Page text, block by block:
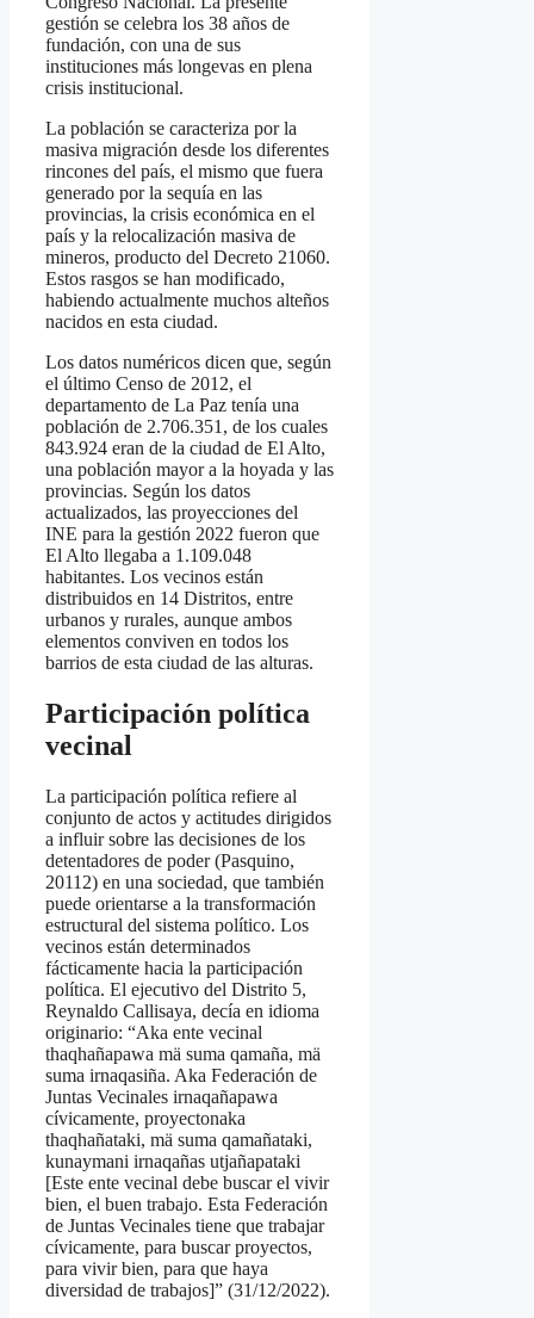
gestión se celebra los 38 años de
fundación, con una de sus
instituciones más longevas en plena
crisis institucional.
La población se caracteriza por la
masiva migración desde los diferentes
rincones del país, el mismo que fuera
generado por la sequía en las
provincias, la crisis económica en el
país y la relocalización masiva de
mineros, producto del Decreto 21060.
Estos rasgos se han modificado,
habiendo actualmente muchos alteños
nacidos en esta ciudad.
Los datos numéricos dicen que, según
el último Censo de 2012, el
departamento de La Paz tenía una
población de 2.706.351, de los cuales
843.924 eran de la ciudad de El Alto,
una población mayor a la hoyada y las
provincias. Según los datos
actualizados, las proyecciones del
INE para la gestión 2022 fueron que
El Alto llegaba a 1.109.048
habitantes. Los vecinos están
distribuidos en 14 Distritos, entre
urbanos y rurales, aunque ambos
elementos conviven en todos los
barrios de esta ciudad de las alturas.
Participación política
vecinal
La participación política refiere al
conjunto de actos y actitudes dirigidos
a influir sobre las decisiones de los
detentadores de poder (Pasquino,
20112) en una sociedad, que también
puede orientarse a la transformación
estructural del sistema político. Los
vecinos están determinados
fácticamente hacia la participación
política. El ejecutivo del Distrito 5,
Reynaldo Callisaya, decía en idioma
originario: “Aka ente vecinal
thaqhañapawa mä suma qamaña, mä
suma irnaqasiña. Aka Federación de
Juntas Vecinales irnaqañapawa
cívicamente, proyectonaka
thaqhañataki, mä suma qamañataki,
kunaymani irnaqañas utjañapataki
[Este ente vecinal debe buscar el vivir
bien, el buen trabajo. Esta Federación
de Juntas Vecinales tiene que trabajar
cívicamente, para buscar proyectos,
para vivir bien, para que haya
diversidad de trabajos]” (31/12/2022).